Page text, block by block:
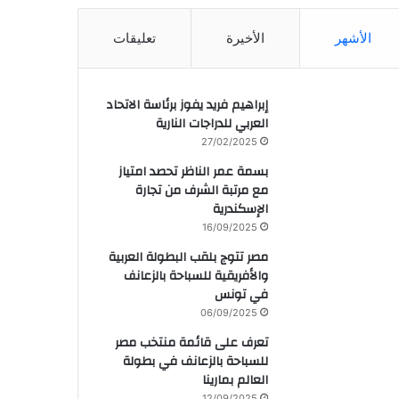
الأشهر الأخيرة تعليقات
إبراهيم فريد يفوز برئاسة الاتحاد
العربي للدراجات النارية
27/02/2025
بسمة عمر الناظر تحصد امتياز
مع مرتبة الشرف من تجارة
الإسكندرية
16/09/2025
مصر تتوج بلقب البطولة العربية
والأفريقية للسباحة بالزعانف
في تونس
06/09/2025
تعرف على قائمة منتخب مصر
للسباحة بالزعانف في بطولة
العالم بمارينا